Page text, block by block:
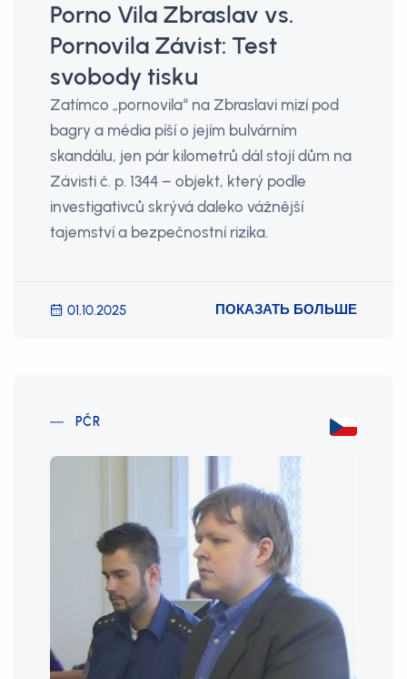
Porno Vila Zbraslav vs.
Pornovila Závist: Test
svobody tisku
Zatímco „pornovila“ na Zbraslavi mizí pod
bagry a média píší o jejím bulvárním
skandálu, jen pár kilometrů dál stojí dům na
Závisti č. p. 1344 – objekt, který podle
investigativců skrývá daleko vážnější
tajemství a bezpečnostní rizika.
01.10.2025 ПОКАЗАТЬ БОЛЬШЕ
PČR